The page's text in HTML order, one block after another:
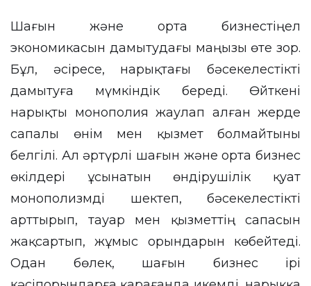
Шағын және орта бизнестіңел
экономикасын дамытудағы маңызы өте зор.
Бұл, әсіресе, нарықтағы бәсекелестікті
дамытуға мүмкіндік береді. Өйткені
нарықты монополия жаулап алған жерде
сапалы өнім мен қызмет болмайтыны
белгілі. Ал әртүрлі шағын және орта бизнес
өкілдері ұсынатын өндірушілік қуат
монополизмді шектеп, бәсекелестікті
арттырып, тауар мен қызметтің сапасын
жақсартып, жұмыс орындарын көбейтеді.
Одан бөлек, шағын бизнес ірі